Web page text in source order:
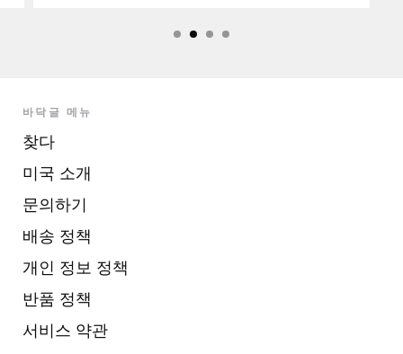
바닥글 메뉴
찾다
미국 소개
문의하기
배송 정책
개인 정보 정책
반품 정책
서비스 약관